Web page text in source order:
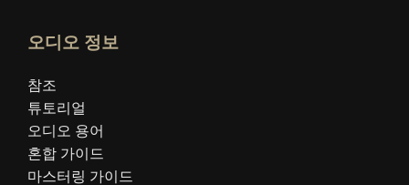
오디오 정보
참조
튜토리얼
오디오 용어
혼합 가이드
마스터링 가이드